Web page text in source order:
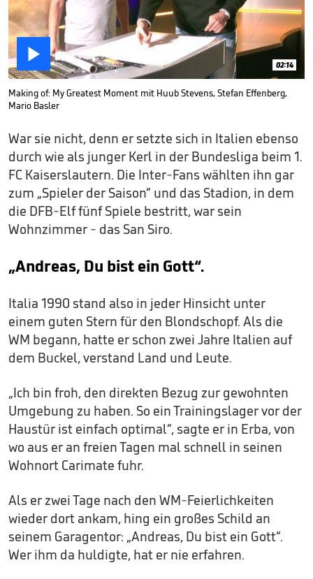
 02:14
Making of: My Greatest Moment mit Huub Stevens, Stefan Effenberg,
Mario Basler
War sie nicht, denn er setzte sich in Italien ebenso
durch wie als junger Kerl in der Bundesliga beim 1.
FC Kaiserslautern. Die Inter-Fans wählten ihn gar
zum „Spieler der Saison“ und das Stadion, in dem
die DFB-Elf fünf Spiele bestritt, war sein
Wohnzimmer - das San Siro.
„Andreas, Du bist ein Gott“.
Italia 1990 stand also in jeder Hinsicht unter
einem guten Stern für den Blondschopf. Als die
WM begann, hatte er schon zwei Jahre Italien auf
dem Buckel, verstand Land und Leute.
„Ich bin froh, den direkten Bezug zur gewohnten
Umgebung zu haben. So ein Trainingslager vor der
Haustür ist einfach optimal“, sagte er in Erba, von
wo aus er an freien Tagen mal schnell in seinen
Wohnort Carimate fuhr.
Als er zwei Tage nach den WM-Feierlichkeiten
wieder dort ankam, hing ein großes Schild an
seinem Garagentor: „Andreas, Du bist ein Gott“.
Wer ihm da huldigte, hat er nie erfahren.